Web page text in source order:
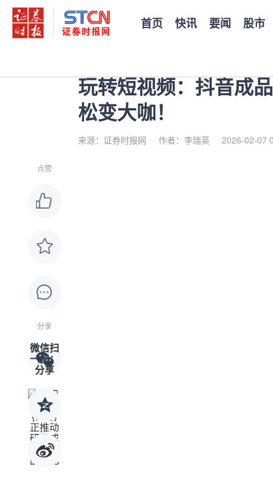
首页 快讯 要闻 股市
玩转短视频：抖音成
松变大咖！
来源：证券时报网 作者：李瑞英 2026-02-07
点赞
分享
微信扫
一扫：
分享